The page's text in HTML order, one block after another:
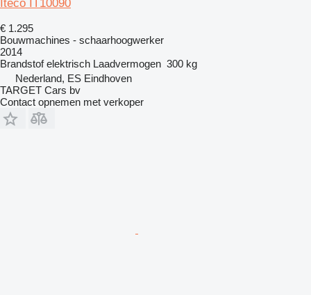
Iteco IT10090
€ 1.295
Bouwmachines - schaarhoogwerker
2014
Brandstof elektrisch Laadvermogen 300 kg
Nederland, ES Eindhoven
TARGET Cars bv
Contact opnemen met verkoper